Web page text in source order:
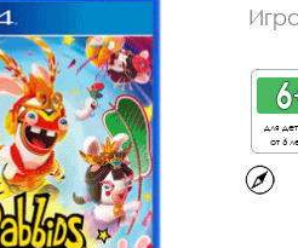
для
от 6